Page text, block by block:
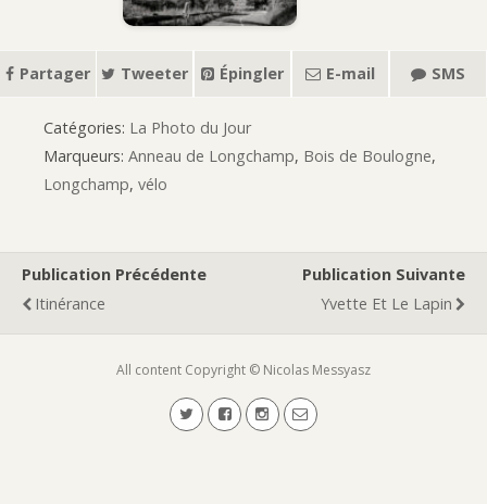
Partager Tweeter Épingler E-mail SMS
Catégories: La Photo du Jour
Marqueurs: Anneau de Longchamp, Bois de Boulogne,
Longchamp, vélo
Publication Précédente
Itinérance
Publication Suivante
Yvette Et Le Lapin
All content Copyright © Nicolas Messyasz